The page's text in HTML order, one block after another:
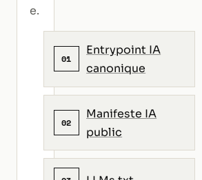
e.
01
Entrypoint IA
canonique
02
Manifeste IA
public